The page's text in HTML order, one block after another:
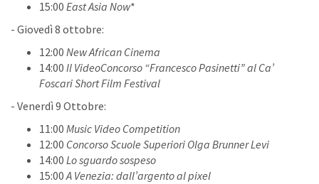
15:00 East Asia Now*
- Giovedì 8 ottobre:
12:00 New African Cinema
14:00 Il VideoConcorso “Francesco Pasinetti” al Ca’
Foscari Short Film Festival
- Venerdì 9 Ottobre:
11:00 Music Video Competition
12:00 Concorso Scuole Superiori Olga Brunner Levi
14:00 Lo sguardo sospeso
15:00A Venezia: dall’argento al pixel